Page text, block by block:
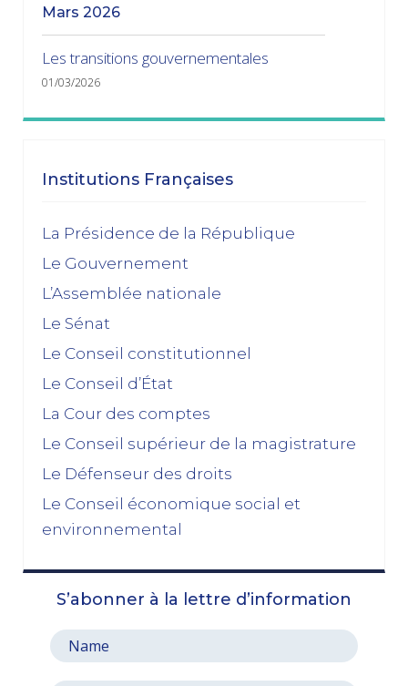
mars 2026
Les transitions gouvernementales
01/03/2026
janvier 2026
décembre 2025
02/12/2025
La dissolution s’éloigne
17/11/2025
Budget 2026 : « En ayant fait du renoncement au
les socialistes se sont en réalité piégés eux-
mêmes »
03/11/2025
Le prix à payer pour sauver la Ve République
13/10/2025
Le pari de l’abandon du 49, 3 : entre faiblesse et
résignation
Institutions Françaises
La Présidence de la République
Le Gouvernement
L’Assemblée nationale
Le Sénat
Le Conseil constitutionnel
Le Conseil d’État
La Cour des comptes
Le Conseil supérieur de la magistrature
Le Défenseur des droits
Le Conseil économique social et
environnemental
S’abonner à la lettre d’information